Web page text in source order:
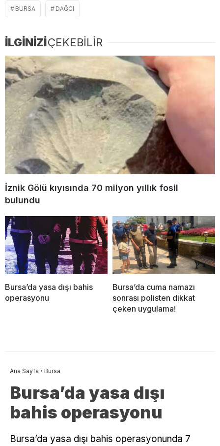
BURSA DAĞCI
İLGİNİZİÇEKEBİLİR
İznik Gölü kıyısında 70 milyon yıllık fosil
bulundu
Bursa’da yasa dışı bahis
operasyonu
Bursa’da cuma namazı
sonrası polisten dikkat
çeken uygulama!
Ana Sayfa › Bursa
Bursa’da yasa dışı
bahis operasyonu
Bursa’da yasa dışı bahis operasyonunda 7